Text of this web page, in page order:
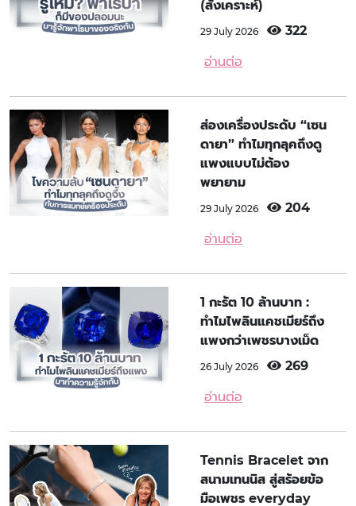
(สังเคราะห์)
29 July 2026 322
อ่านต่อ
ส่องเครื่องประดับ “เซน
ดายา” ทำไมทุกลุคถึงดู
แพงแบบไม่ต้อง
พยายาม
29 July 2026 204
อ่านต่อ
1 กะรัต 10 ล้านบาท :
ทำไมไพลินแคชเมียร์ถึง
แพงกว่าเพชรบางเม็ด
26 July 2026 269
อ่านต่อ
Tennis Bracelet จาก
สนามเทนนิส สู่สร้อยข้อ
มือเพชร everyday